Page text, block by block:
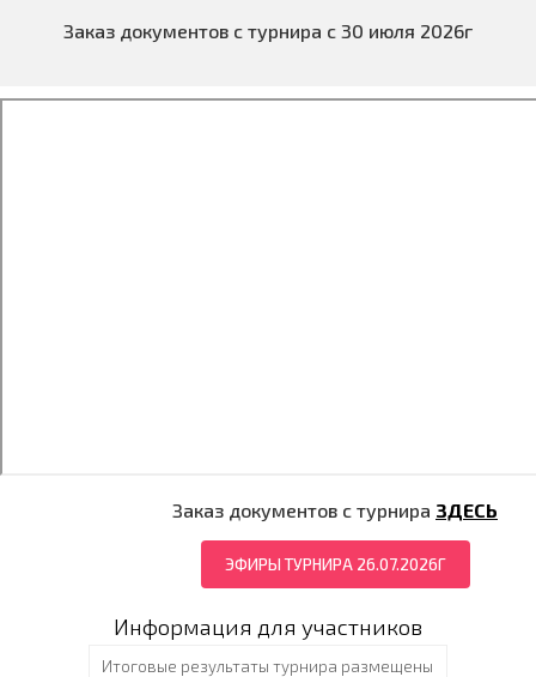
Заказ документов с турнира с 30 июля 2026г
Заказ документов с турнира ЗДЕСЬ
ЭФИРЫ ТУРНИРА 26.07.2026Г
Информация для участников